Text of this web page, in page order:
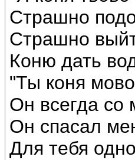
Страшно
Страшно
Коню дать
"Ты коня
Он всегда со
Он спасал
Для тебя